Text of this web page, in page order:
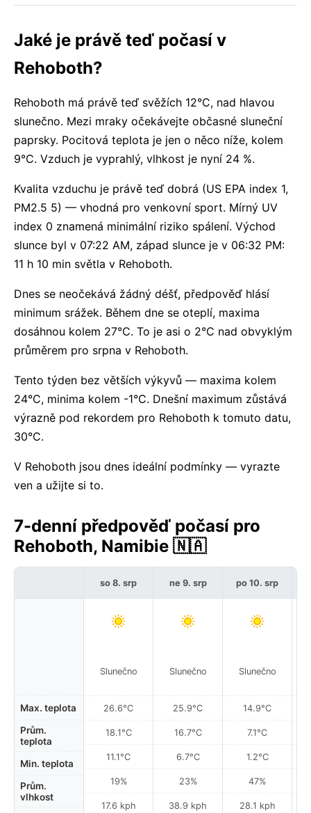
Jaké je právě teď počasí v
Rehoboth?
Rehoboth má právě teď svěžích 12°C, nad hlavou
slunečno. Mezi mraky očekávejte občasné sluneční
paprsky. Pocitová teplota je jen o něco níže, kolem
9°C. Vzduch je vyprahlý, vlhkost je nyní 24 %.
Kvalita vzduchu je právě teď dobrá (US EPA index 1,
PM2.5 5) — vhodná pro venkovní sport. Mírný UV
index 0 znamená minimální riziko spálení. Východ
slunce byl v 07:22 AM, západ slunce je v 06:32 PM:
11 h 10 min světla v Rehoboth.
Dnes se neočekává žádný déšť, předpověď hlásí
minimum srážek. Během dne se oteplí, maxima
dosáhnou kolem 27°C. To je asi o 2°C nad obvyklým
průměrem pro srpna v Rehoboth.
Tento týden bez větších výkyvů — maxima kolem
24°C, minima kolem -1°C. Dnešní maximum zůstává
výrazně pod rekordem pro Rehoboth k tomuto datu,
30°C.
V Rehoboth jsou dnes ideální podmínky — vyrazte
ven a užijte si to.
7-denní předpověď počasí pro
Rehoboth, Namibie 🇳🇦
Max. teplota
Prům.
teplota
Min. teplota
Prům.
vlhkost
so 8. srp
Slunečno
26.6°C
18.1°C
11.1°C
19%
17.6 kph
ne 9. srp
Slunečno
25.9°C
16.7°C
6.7°C
23%
38.9 kph
po 10. srp
Slunečno
14.9°C
7.1°C
1.2°C
47%
28.1 kph